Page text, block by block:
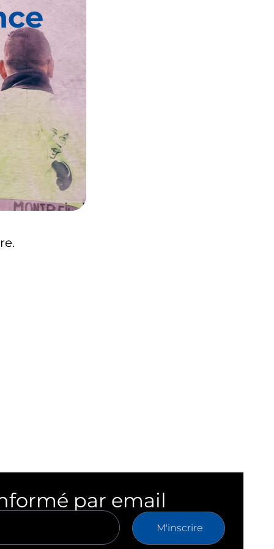
par email
M'inscrire